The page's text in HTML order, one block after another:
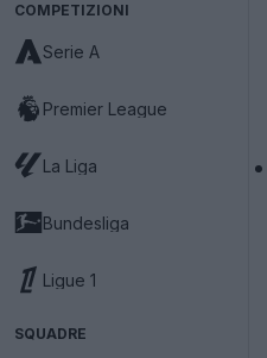
COMPETIZIONI
Serie A
Premier League
La Liga
Bundesliga
Ligue 1
SQUADRE